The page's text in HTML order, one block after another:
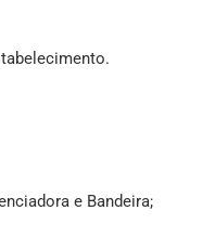
e Bandeira;